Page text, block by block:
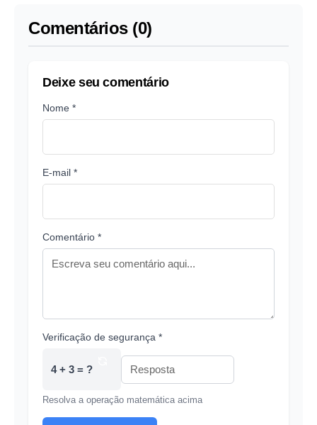
Comentários (0)
Deixe seu comentário
Nome *
E-mail *
Comentário *
Verificação de segurança *
4 + 3 = ?
Resolva a operação matemática acima